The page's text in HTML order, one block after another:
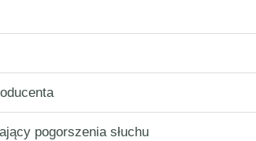
pogorszenia słuchu